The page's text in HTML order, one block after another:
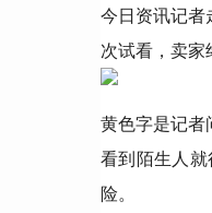
今日资讯记
次试看，卖家
黄色字是记者
看到陌生人
险。